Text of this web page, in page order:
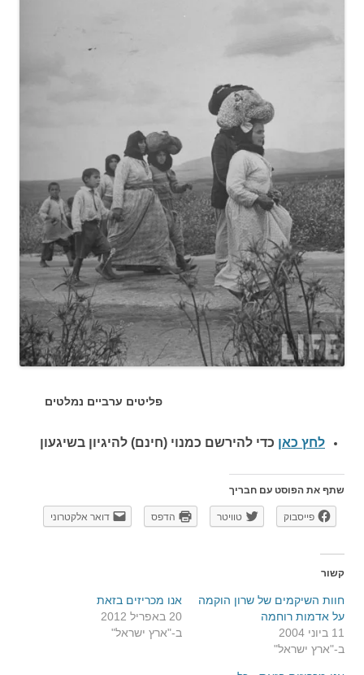
פליטים ערביים נמלטים
לחץ כאן כדי להירשם כמנוי (חינם) להיגיון בשיגעון
שתף את הפוסט עם חבריך
פייסבוק טוויטר הדפס דואר אלקטרוני
קשור
חוות השיקמים של שרון הוקמה
על אדמות רוחמה
11 ביוני 2004
ב-"ארץ ישראל"
אנו מכריזים בזאת
20 באפריל 2012
ב-"ארץ ישראל"